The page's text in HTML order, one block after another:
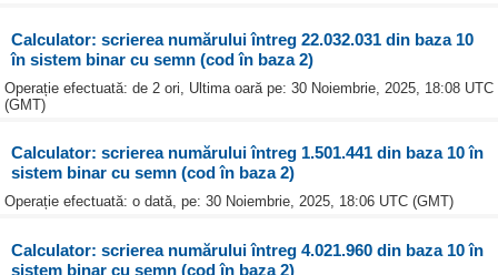
Calculator: scrierea numărului întreg 22.032.031 din baza 10
în sistem binar cu semn (cod în baza 2)
Operație efectuată: de 2 ori, Ultima oară pe: 30 Noiembrie, 2025, 18:08 UTC
(GMT)
Calculator: scrierea numărului întreg 1.501.441 din baza 10 în
sistem binar cu semn (cod în baza 2)
Operație efectuată: o dată, pe: 30 Noiembrie, 2025, 18:06 UTC (GMT)
Calculator: scrierea numărului întreg 4.021.960 din baza 10 în
sistem binar cu semn (cod în baza 2)